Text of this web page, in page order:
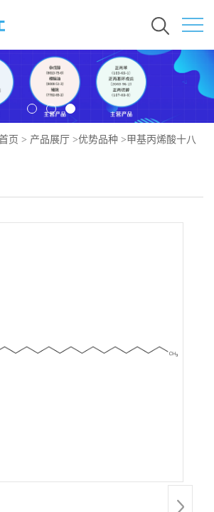
页 > 产品展厅 >优势品种 >甲基丙烯酸十八